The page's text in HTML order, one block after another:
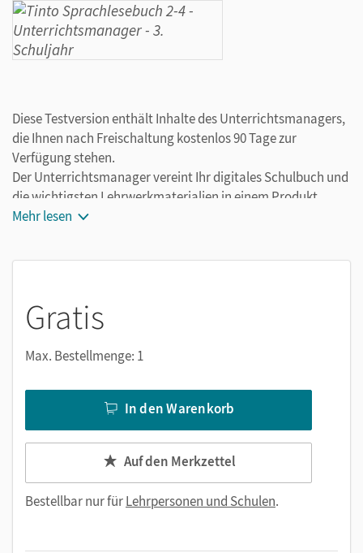
Diese Testversion enthält Inhalte des Unterrichtsmanagers,
die Ihnen nach Freischaltung kostenlos 90 Tage zur
Verfügung stehen.
Der Unterrichtsmanager vereint Ihr digitales Schulbuch und
die wichtigsten Lehrwerkmaterialien in einem Produkt.
Ergänzt um hilfreiche Planungstools, vereinfacht er Ihre
Mehr lesen
Gratis
Max. Bestellmenge: 1
In den Warenkorb
Auf den Merkzettel
Bestellbar nur fürLehrpersonen und Schulen.